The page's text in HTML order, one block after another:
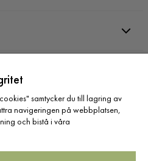
samtycker du till lagring av
navigeringen på webbplatsen,
och bistå i våra